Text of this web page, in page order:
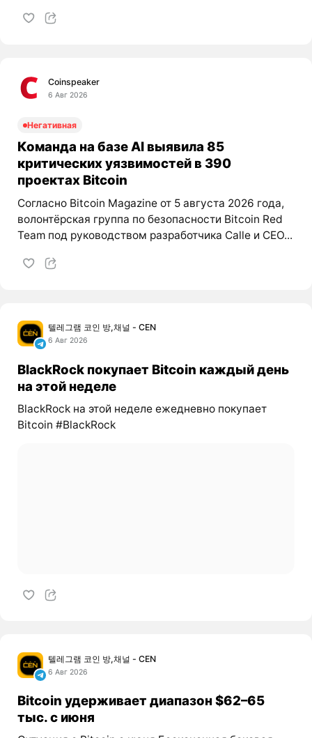
Coinspeaker
6 Авг 2026
Негативная
Команда на базе AI выявила 85
критических уязвимостей в 390
проектах Bitcoin
Согласно Bitcoin Magazine от 5 августа 2026 года,
волонтёрская группа по безопасности Bitcoin Red
Team под руководством разработчика Calle и CEO...
텔레그램 코인 방,채널 - CEN
6 Авг 2026
BlackRock покупает Bitcoin каждый день
на этой неделе
BlackRock на этой неделе ежедневно покупает
Bitcoin #BlackRock
텔레그램 코인 방,채널 - CEN
6 Авг 2026
Bitcoin удерживает диапазон $62–65
тыс. с июня